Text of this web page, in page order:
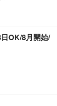
OK/8月開始/